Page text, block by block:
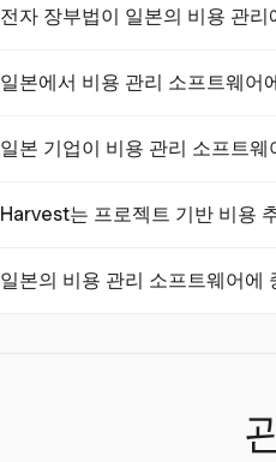
27년까지 4억 6,900만 달러에 이
전자 장부법이 일본의 비용 관
장하고, 변조 방지 기능 및 디지털
일본에서 비용 관리 소프트웨어
비현금 거래는 17% 증가하여 종이
일본 기업이 비용 관리 소프트
이 포함됩니다. 이러한 기능은 비용
Harvest는 프로젝트 기반 비용
부적인 재무 감독이 필요한 프로젝
일본의 비용 관리 소프트웨어에